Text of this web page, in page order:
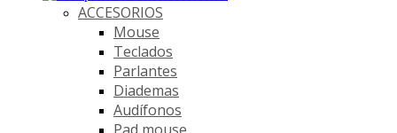
ACCESORIOS
Mouse
Teclados
Parlantes
Diademas
Audífonos